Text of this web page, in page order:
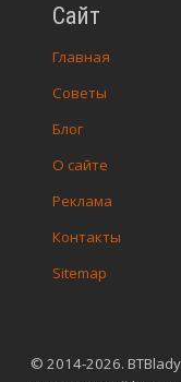
© 2014-2026.
Сайт
Главная
Советы
Блог
О сайте
Реклама
Контакты
Sitemap